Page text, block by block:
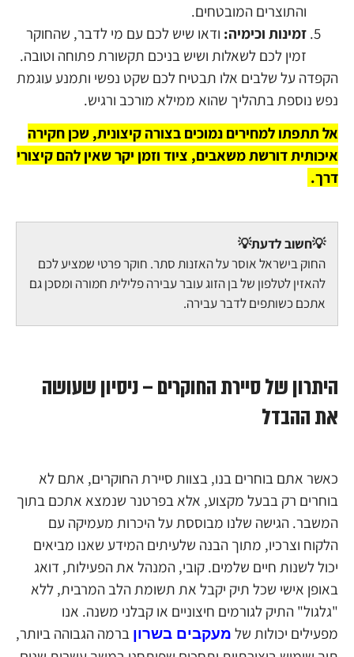
והתוצרים המובטחים.
זמינות וכימיה: ודאו שיש לכם עם מי לדבר, שהחוקר
זמין לכם לשאלות ושיש בניכם תקשורת פתוחה וטובה.
הקפדה על שלבים אלו תבטיח לכם שקט נפשי ותמנע עוגמת
נפש נוספת בתהליך שהוא ממילא מורכב ורגיש.
אל תתפתו למחירים נמוכים בצורה קיצונית, שכן חקירה
איכותית דורשת משאבים, ציוד וזמן יקר שאין להם קיצורי
דרך.
💡חשוב לדעת💡
החוק בישראל אוסר על האזנות סתר. חוקר פרטי שמציע לכם
להאזין לטלפון של בן הזוג עובר עבירה פלילית חמורה ומסכן גם
אתכם כשותפים לדבר עבירה.
היתרון של סיירת החוקרים – ניסיון שעושה
את ההבדל
כאשר אתם בוחרים בנו, בצוות סיירת החוקרים, אתם לא
בוחרים רק בבעל מקצוע, אלא בפרטנר שנמצא אתכם בתוך
המשבר. הגישה שלנו מבוססת על היכרות מעמיקה עם
הלקוח וצרכיו, מתוך הבנה שלעיתים המידע שאנו מביאים
יכול לשנות חיים שלמים. קובי, המנהל את הפעילות, דואג
באופן אישי שכל תיק יקבל את תשומת הלב המרבית, ללא
"גלגול" התיק לגורמים חיצוניים או קבלני משנה. אנו
מפעילים יכולות של מעקבים בשרון ברמה הגבוהה ביותר,